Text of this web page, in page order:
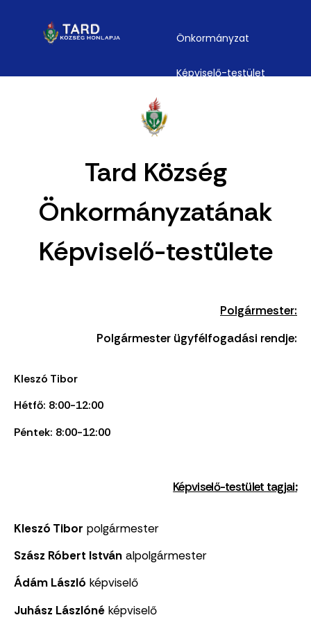
Önkormányzat
Képviselő-testület
Tard Község
Önkormányzatának
Képviselő-testülete
Polgármester:
Polgármester ügyfélfogadási rendje:
Kleszó Tibor
Hétfő: 8:00-12:00
Péntek: 8:00-12:00
Képviselő-testület tagjai:
Kleszó Tibor polgármester
Szász Róbert István alpolgármester
Ádám László képviselő
Juhász Lászlóné képviselő